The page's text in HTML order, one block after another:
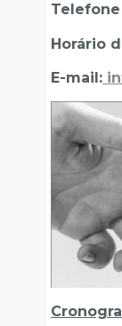
Horário
E-mail: